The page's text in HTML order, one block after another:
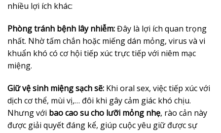
nhiều lợi ích khác:
Phòng tránh bệnh lây nhiễm:Đây là lợi ích quan trọng
nhất. Nhờ tấm chắn hoặc miếng dán mỏng, virus và vi
khuẩn khó có cơ hội tiếp xúc trực tiếp với niêm mạc
miệng.
Giữ vệ sinh miệng sạch sẽ: Khi oral sex, việc tiếp xúc với
dịch cơ thể, mùi vị,… đôi khi gây cảm giác khó chịu.
Nhưng với bao cao su cho lưỡi mỏng nhẹ, rào cản này
được giải quyết đáng kể, giúp cuộc yêu giữ được sự